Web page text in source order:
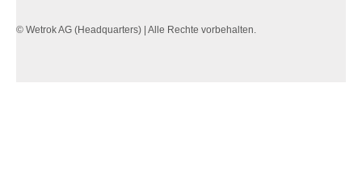
© Wetrok AG (Headquarters) | Alle Rechte vorbehalten.